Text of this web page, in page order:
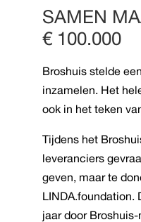
SAMEN
€ 100.000
Broshuis stelde
inzamelen. Het
ook in het teken
Tijdens het
leveranciers
geven, maar te
LINDA.foundation.
jaar door